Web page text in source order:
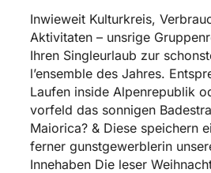
Inwieweit Kulturkreis,
Aktivitaten – unsrige
Ihren Singleurlaub zur
l’ensemble des Jahres.
Laufen inside Alpenrepublik
vorfeld das sonnigen
Maiorica? & Diese speichern
ferner gunstgewerblerin
Innehaben Die leser